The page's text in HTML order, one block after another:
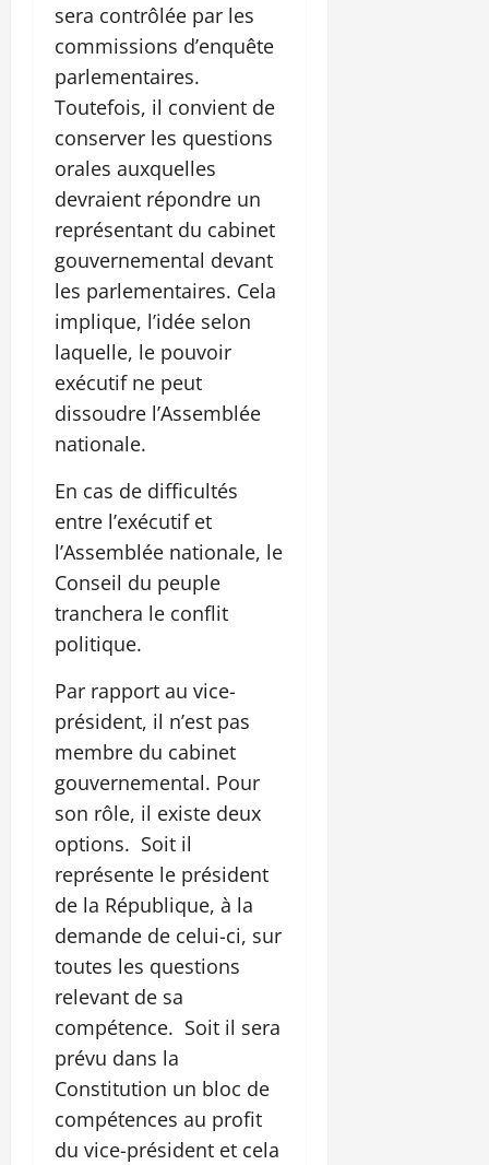
sera contrôlée par les
commissions d’enquête
parlementaires.
Toutefois, il convient de
conserver les questions
orales auxquelles
devraient répondre un
représentant du cabinet
gouvernemental devant
les parlementaires. Cela
implique, l’idée selon
laquelle, le pouvoir
exécutif ne peut
dissoudre l’Assemblée
nationale.
En cas de difficultés
entre l’exécutif et
l’Assemblée nationale, le
Conseil du peuple
tranchera le conflit
politique.
Par rapport au vice-
président, il n’est pas
membre du cabinet
gouvernemental. Pour
son rôle, il existe deux
options. Soit il
représente le président
de la République, à la
demande de celui-ci, sur
toutes les questions
relevant de sa
compétence. Soit il sera
prévu dans la
Constitution un bloc de
compétences au profit
du vice-président et cela